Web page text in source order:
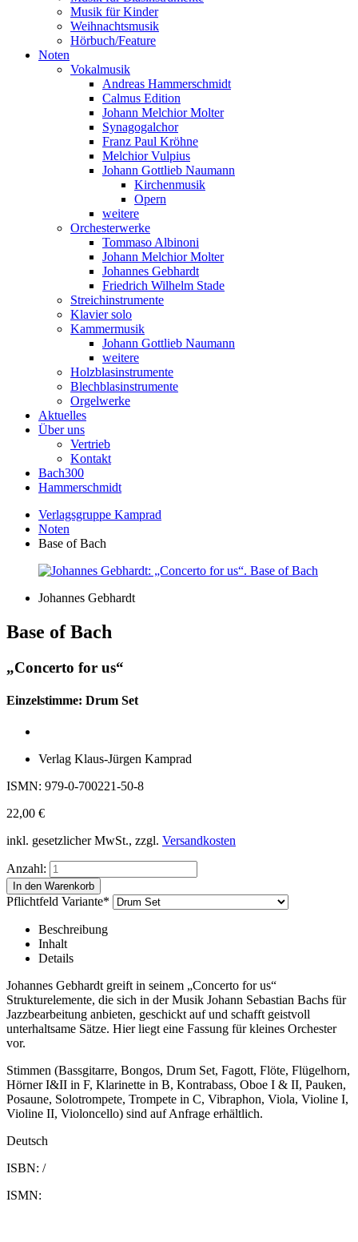
Musik für Kinder
Weihnachtsmusik
Hörbuch/Feature
Noten
Vokalmusik
Andreas Hammerschmidt
Calmus Edition
Johann Melchior Molter
Synagogalchor
Franz Paul Kröhne
Melchior Vulpius
Johann Gottlieb Naumann
Kirchenmusik
Opern
weitere
Orchesterwerke
Tommaso Albinoni
Johann Melchior Molter
Johannes Gebhardt
Friedrich Wilhelm Stade
Streichinstrumente
Klavier solo
Kammermusik
Johann Gottlieb Naumann
weitere
Holzblasinstrumente
Blechblasinstrumente
Orgelwerke
Aktuelles
Über uns
Vertrieb
Kontakt
Bach300
Hammerschmidt
Verlagsgruppe Kamprad
Noten
Base of Bach
Johannes Gebhardt
Base of Bach
„Concerto for us“
Einzelstimme: Drum Set
Verlag Klaus-Jürgen Kamprad
ISMN: 979-0-700221-50-8
22,00 €
inkl. gesetzlicher MwSt., zzgl. Versandkosten
Anzahl:
Pflichtfeld Variante*
Beschreibung
Inhalt
Details
Johannes Gebhardt greift in seinem „Concerto for us“
Strukturelemente, die sich in der Musik Johann Sebastian Bachs für
Jazzbearbeitung anbieten, geschickt auf und schafft geistvoll
unterhaltsame Sätze. Hier liegt eine Fassung für kleines Orchester
vor.
Stimmen (Bassgitarre, Bongos, Drum Set, Fagott, Flöte, Flügelhorn,
Hörner I&II in F, Klarinette in B, Kontrabass, Oboe I & II, Pauken,
Posaune, Solotrompete, Trompete in C, Vibraphon, Viola, Violine I,
Violine II, Violoncello) sind auf Anfrage erhältlich.
Deutsch
ISBN: /
ISMN: